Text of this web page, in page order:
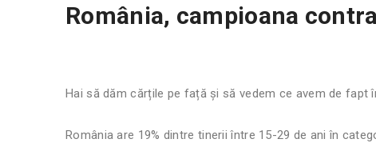
România, campioana
Hai să dăm cărțile pe față și să vedem ce avem de fapt
România are 19% dintre tinerii între 15-29 de ani în